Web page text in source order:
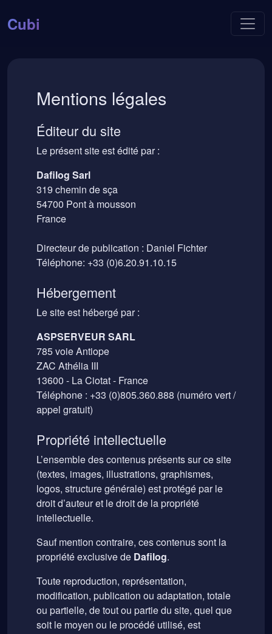
Cubi
Mentions légales
Éditeur du site
Le présent site est édité par :
Dafilog Sarl
319 chemin de sça
54700 Pont à mousson
France
Directeur de publication : Daniel Fichter
Téléphone: +33 (0)6.20.91.10.15
Hébergement
Le site est hébergé par :
ASPSERVEUR SARL
785 voie Antiope
ZAC Athélia III
13600 - La Ciotat - France
Téléphone : +33 (0)805.360.888 (numéro vert /
appel gratuit)
Propriété intellectuelle
L’ensemble des contenus présents sur ce site
(textes, images, illustrations, graphismes,
logos, structure générale) est protégé par le
droit d’auteur et le droit de la propriété
intellectuelle.
Sauf mention contraire, ces contenus sont la
propriété exclusive de Dafilog.
Toute reproduction, représentation,
modification, publication ou adaptation, totale
ou partielle, de tout ou partie du site, quel que
soit le moyen ou le procédé utilisé, est